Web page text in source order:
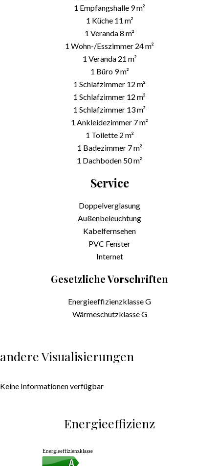
1 Empfangshalle 9 m²
1 Küche 11 m²
1 Veranda8 m²
1 Wohn-/Esszimmer 24 m²
1 Veranda 21 m²
1 Büro 9 m²
1 Schlafzimmer 12 m²
1 Schlafzimmer 12 m²
1 Schlafzimmer 13 m²
1 Ankleidezimmer 7 m²
1 Toilette 2 m²
1 Badezimmer 7 m²
1 Dachboden 50 m²
Service
Doppelverglasung
Außenbeleuchtung
Kabelfernsehen
PVC Fenster
Internet
Gesetzliche Vorschriften
EnergieeffizienzklasseG
WärmeschutzklasseG
andere Visualisierungen
Keine Informationen verfügbar
Energieeffizienz
Energieeffizienzklasse